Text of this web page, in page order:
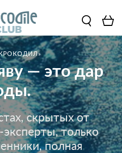
— это дар
скрытых от
только
полная